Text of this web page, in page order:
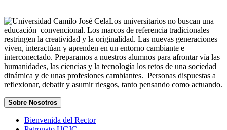
Los universitarios no buscan una
educación convencional. Los marcos de referencia tradicionales
restringen la creatividad y la originalidad. Las nuevas generaciones
viven, interactúan y aprenden en un entorno cambiante e
interconectado. Preparamos a nuestros alumnos para afrontar vía las
humanidades, las ciencias y la tecnología los retos de una sociedad
dinámica y de unas profesiones cambiantes. Personas dispuestas a
reflexionar, debatir y asumir riesgos, tanto pensando como actuando.
Sobre Nosotros
Bienvenida del Rector